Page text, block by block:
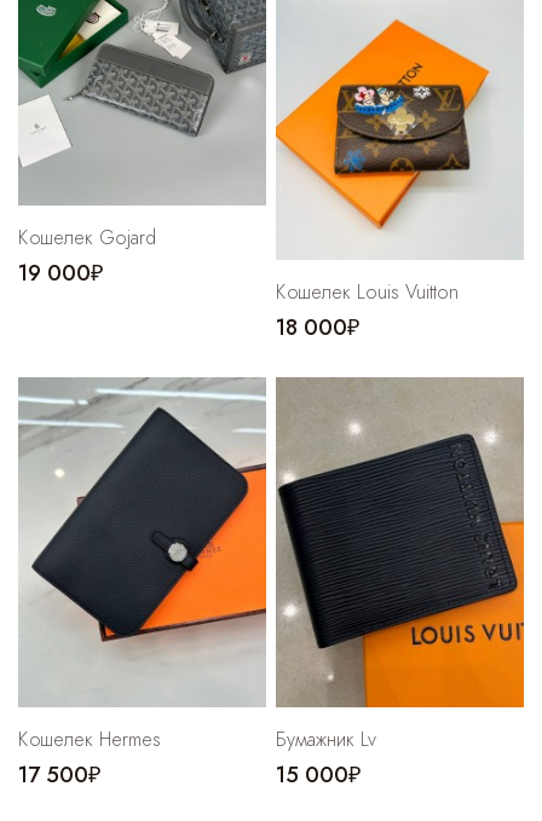
Кошелек Gojard
19 000₽
Кошелек Louis Vuitton
18 000₽
Кошелек Hermes
17 500₽
Бумажник Lv
15 000₽
Cпортивные брюки
Комбинезоны